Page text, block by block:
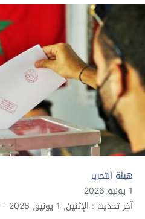
هيئة التحرير
1 يونيو 2026
آخر تحديث : الإثنين, 1 يونيو, 2026 - 1:09 مساءً